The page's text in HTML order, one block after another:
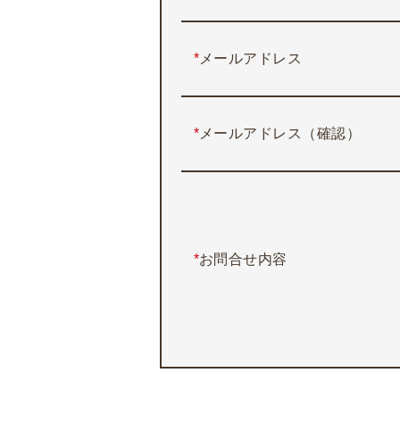
*メールアドレス
*メールアドレス（確認）
*お問合せ内容